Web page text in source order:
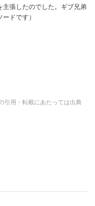
主張したのでした。ギブ兄弟
ドです）
引用・転載にあたっては出典